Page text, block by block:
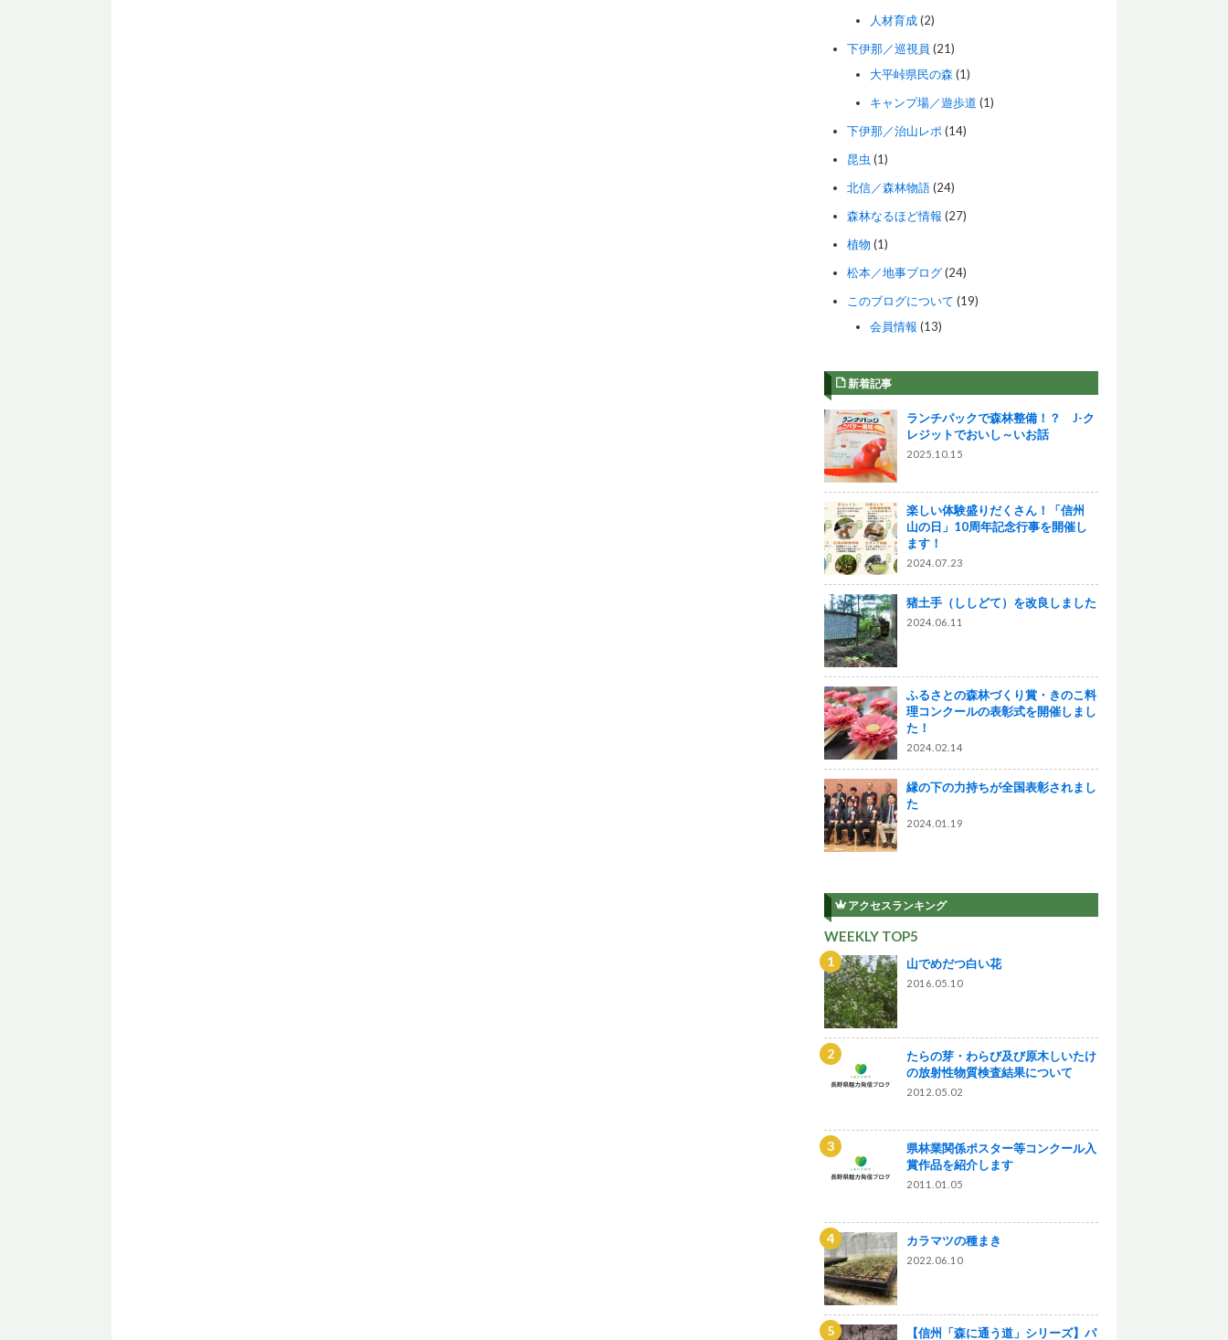
人材育成(2)
下伊那／巡視員 (21)
大平峠県民の森 (1)
キャンプ場／遊歩道 (1)
下伊那／治山レポ (14)
昆虫 (1)
北信／森林物語(24)
森林なるほど情報 (27)
植物 (1)
松本／地事ブログ(24)
このブログについて (19)
会員情報 (13)
新着記事
ランチパックで森林整備！？ J-ク
レジットでおいし～いお話
2025.10.15
楽しい体験盛りだくさん！「信州
山の日」10周年記念行事を開催し
ます！
2024.07.23
猪土手（ししどて）を改良しました
2024.06.11
ふるさとの森林づくり賞・きのこ料
理コンクールの表彰式を開催しまし
た！
2024.02.14
縁の下の力持ちが全国表彰されまし
た
2024.01.19
アクセスランキング
WEEKLY TOP5
山でめだつ白い花
2016.05.10
たらの芽・わらび及び原木しいたけ
の放射性物質検査結果について
2012.05.02
県林業関係ポスター等コンクール入
賞作品を紹介します
2011.01.05
カラマツの種まき
2022.06.10
【信州「森に通う道」シリーズ】パ